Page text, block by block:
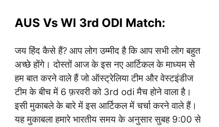
AUS Vs WI 3rd ODI Match:
जय हिंद कैसे हैं? आप लोग उम्मीद है कि आप सभी लोग बहुत
अच्छे होंगे। दोस्तों आज के इस नए आर्टिकल के माध्यम से
हम बात करने वाले हैं जो ऑस्ट्रेलिया टीम और वेस्टइंडीज
टीम के बीच में 6 फ़रवरी को 3rd odi मैच होने वाला है।
इसी मुकाबले के बारे में इस आर्टिकल में चर्चा करने वाले हैं।
यह मुकाबला हमारे भारतीय समय के अनुसार सुबह 9:00 से